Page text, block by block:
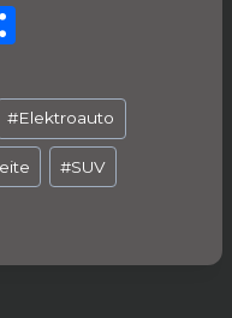
le
n
#Elektroauto
#SUV